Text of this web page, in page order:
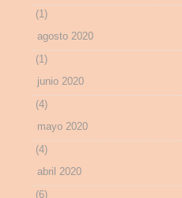
(1)
agosto 2020
(1)
junio 2020
(4)
mayo 2020
(4)
abril 2020
(6)